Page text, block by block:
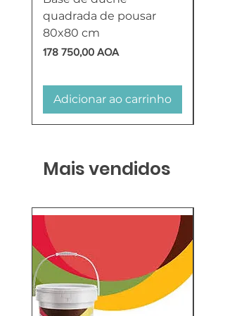
quadrada de pousar
80x80 cm
Preço
178 750,00 AOA
Adicionar ao carrinho
Mais vendidos